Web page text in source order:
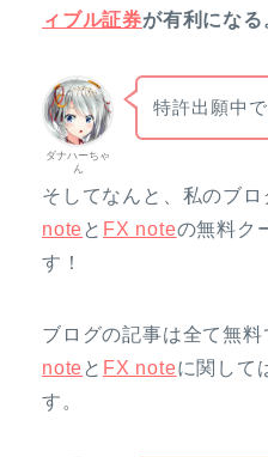
ィブル証券が有利になる
ダナハーちゃ
ん
特許出願中で
そしてなんと、私のブ
note と FX noteの無料ク
す！
ブログの記事は全て無
note と FX noteに関して
す。